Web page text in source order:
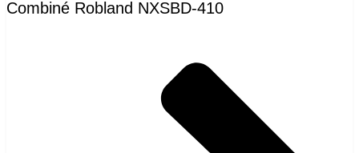
Combiné Robland NXSBD-410